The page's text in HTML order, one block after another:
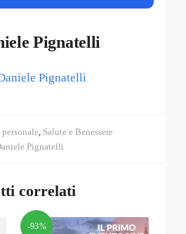
Pignatelli
Pignatelli
, Salute e Benessere
Pignatelli
correlati
-93%